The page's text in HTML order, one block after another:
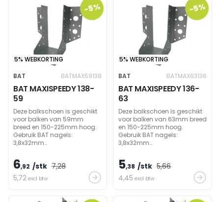
-5%
5% WEBKORTING
BAT
BATMAX59138
BAT MAXISPEEDY 138-
59
Deze balkschoen is geschikt
voor balken van 59mm
breed en 150-225mm hoog.
Gebruik BAT nagels:
3,8x32mm
(draagbalk) om
draagvermogen te bereiken.
6,92 /stk 7,28
5,72 excl btw
-5%
5% WEBKORTING
BAT
BATMAX63136
BAT MAXISPEEDY 136-
63
Deze balkschoen is geschikt
voor balken van 63mm breed
en 150-225mm hoog.
Gebruik BAT nagels:
3,8x32mm
(draagbalk) om
draagvermogen te bereiken.
5,38 /stk 5,66
4,45 excl btw